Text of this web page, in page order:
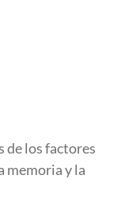
de los factores
memoria y la